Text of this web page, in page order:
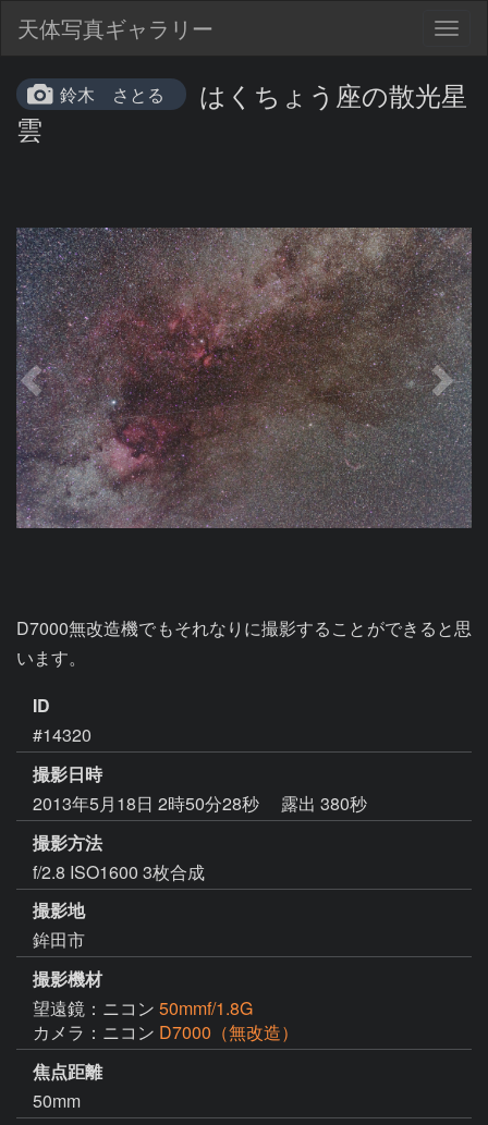
天体写真ギャラリー
鈴木 さとる
はくちょう座の散光星
雲
D7000無改造機でもそれなりに撮影することができると思
います。
ID
#14320
撮影日時
2013年5月18日 2時50分28秒
露出 380秒
撮影方法
f/2.8 ISO1600 3枚合成
撮影地
鉾田市
撮影機材
望遠鏡：ニコン 50mmf/1.8G
カメラ：ニコン D7000（無改造）
焦点距離
50mm